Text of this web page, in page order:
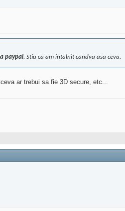
paypal. Stiu ca am intalnit candva asa ceva.
ar trebui sa fie 3D secure, etc...